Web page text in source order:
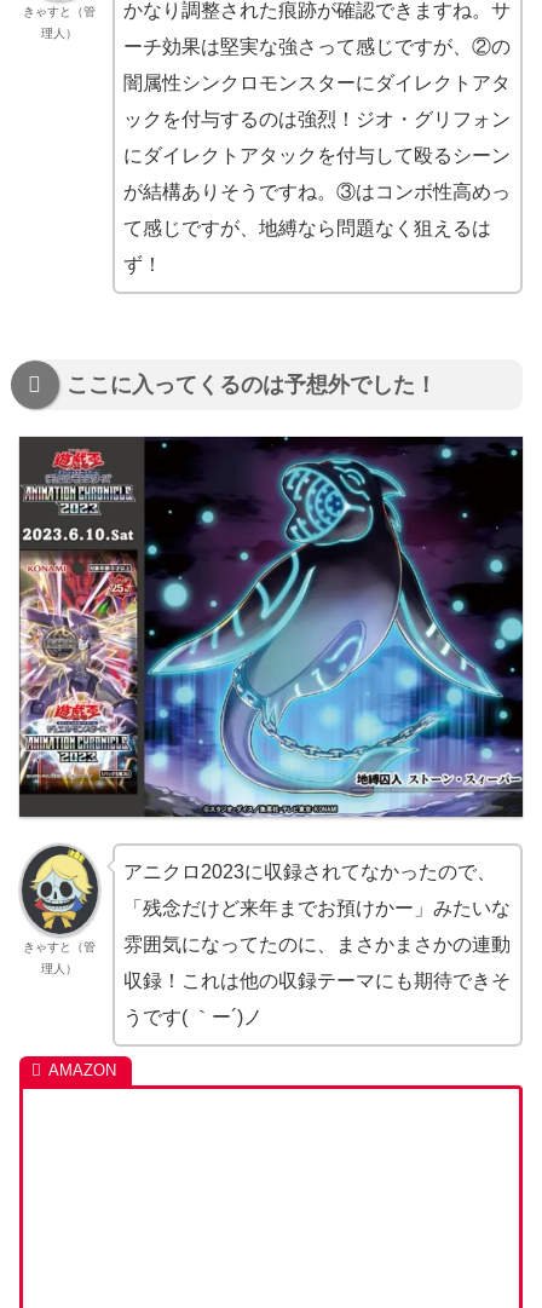
きゃすと（管
理人）
かなり調整された痕跡が確認できますね。サ
ーチ効果は堅実な強さって感じですが、②の
闇属性シンクロモンスターにダイレクトアタ
ックを付与するのは強烈！ジオ・グリフォン
にダイレクトアタックを付与して殴るシーン
が結構ありそうですね。③はコンボ性高めっ
て感じですが、地縛なら問題なく狙えるは
ず！
ここに入ってくるのは予想外でした！
きゃすと（管
理人）
アニクロ2023に収録されてなかったので、
「残念だけど来年までお預けかー」みたいな
雰囲気になってたのに、まさかまさかの連動
収録！これは他の収録テーマにも期待できそ
うです( ｀ー´)ノ